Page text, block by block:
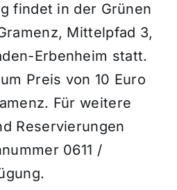
findet in der Grünen
Mittelpfad 3,
Erbenheim statt.
Preis von 10 Euro
Für weitere
Reservierungen
0611 /